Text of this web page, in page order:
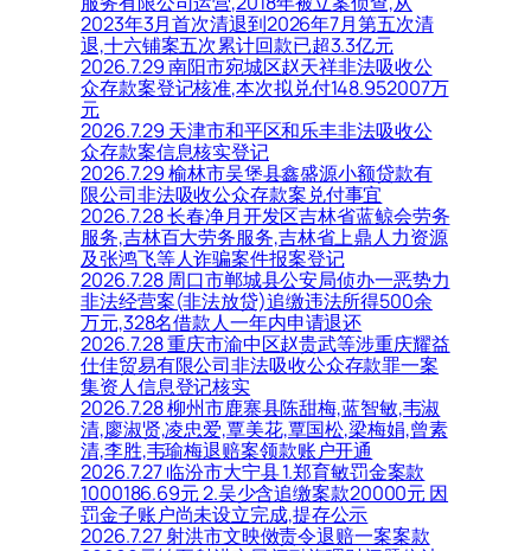
2023年3月首次清退到2026年7月第五次清
退,十六铺案五次累计回款已超3.3亿元
2026.7.29 南阳市宛城区赵天祥非法吸收公
众存款案登记核准,本次拟兑付148.952007万
元
2026.7.29 天津市和平区和乐丰非法吸收公
众存款案信息核实登记
2026.7.29 榆林市吴堡县鑫盛源小额贷款有
限公司非法吸收公众存款案兑付事宜
2026.7.28 长春净月开发区吉林省蓝鲸会劳务
服务,吉林百大劳务服务,吉林省上鼎人力资源
及张鸿飞等人诈骗案件报案登记
2026.7.28 周口市郸城县公安局侦办一恶势力
非法经营案(非法放贷)追缴违法所得500余
万元,328名借款人一年内申请退还
2026.7.28 重庆市渝中区赵贵武等涉重庆耀益
仕佳贸易有限公司非法吸收公众存款罪一案
集资人信息登记核实
2026.7.28 柳州市鹿寨县陈甜梅,蓝智敏,韦淑
清,廖淑贤,凌忠爱,覃美花,覃国松,梁梅娟,曾素
清,李胜,韦瑜梅退赔案领款账户开通
2026.7.27 临汾市大宁县 1.郑育敏罚金案款
1000186.69元 2.吴少含追缴案款20000元 因
罚金子账户尚未设立完成,提存公示
2026.7.27 射洪市文映傚责令退赔一案案款